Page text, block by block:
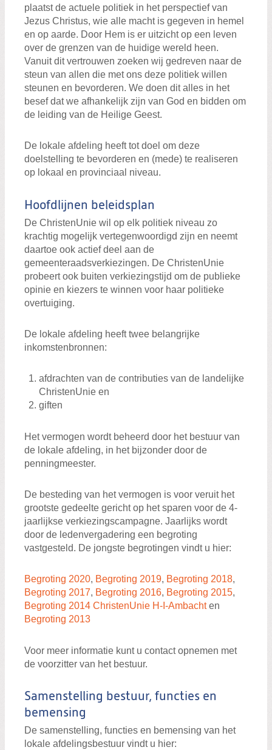
plaatst de actuele politiek in het perspectief van
Jezus Christus, wie alle macht is gegeven in hemel
en op aarde. Door Hem is er uitzicht op een leven
over de grenzen van de huidige wereld heen.
Vanuit dit vertrouwen zoeken wij gedreven naar de
steun van allen die met ons deze politiek willen
steunen en bevorderen. We doen dit alles in het
besef dat we afhankelijk zijn van God en bidden om
de leiding van de Heilige Geest.
De lokale afdeling heeft tot doel om deze
doelstelling te bevorderen en (mede) te realiseren
op lokaal en provinciaal niveau.
Hoofdlijnen beleidsplan
De ChristenUnie wil op elk politiek niveau zo
krachtig mogelijk vertegenwoordigd zijn en neemt
daartoe ook actief deel aan de
gemeenteraadsverkiezingen. De ChristenUnie
probeert ook buiten verkiezingstijd om de publieke
opinie en kiezers te winnen voor haar politieke
overtuiging.
De lokale afdeling heeft twee belangrijke
inkomstenbronnen:
afdrachten van de contributies van de landelijke
ChristenUnie en
giften
Het vermogen wordt beheerd door het bestuur van
de lokale afdeling, in het bijzonder door de
penningmeester.
De besteding van het vermogen is voor veruit het
grootste gedeelte gericht op het sparen voor de 4-
jaarlijkse verkiezingscampagne. Jaarlijks wordt
door de ledenvergadering een begroting
vastgesteld. De jongste begrotingen vindt u hier:
Begroting 2020, Begroting 2019, Begroting 2018,
Begroting 2017, Begroting 2016, Begroting 2015,
Begroting 2014 ChristenUnie H-I-Ambachten
Begroting 2013
Voor meer informatie kunt u contact opnemen met
de voorzitter van het bestuur.
Samenstelling bestuur, functies en
bemensing
De samenstelling, functies en bemensing van het
lokale afdelingsbestuur vindt u hier: